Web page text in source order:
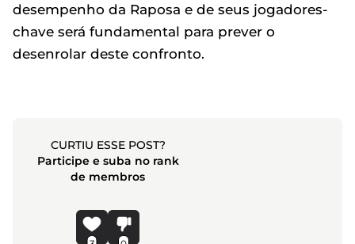
desempenho da Raposa e de seus jogadores-
chave será fundamental para prever o
desenrolar deste confronto.
CURTIU ESSE POST?
Participe e suba no rank
de membros